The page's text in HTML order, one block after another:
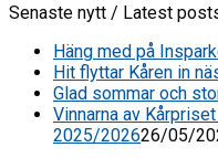
Senaste nytt / Latest
Häng med på
Hit flyttar Kåren in
Glad sommar och
Vinnarna av
2025/202626/05/